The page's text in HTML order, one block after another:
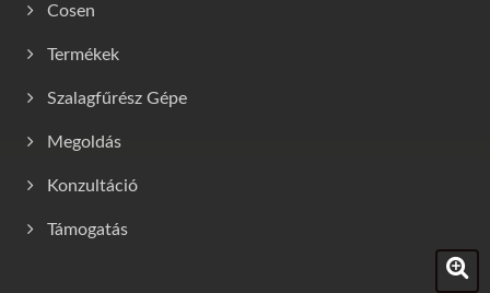
Cosen
Termékek
Szalagfűrész Gépe
Megoldás
Konzultáció
Támogatás